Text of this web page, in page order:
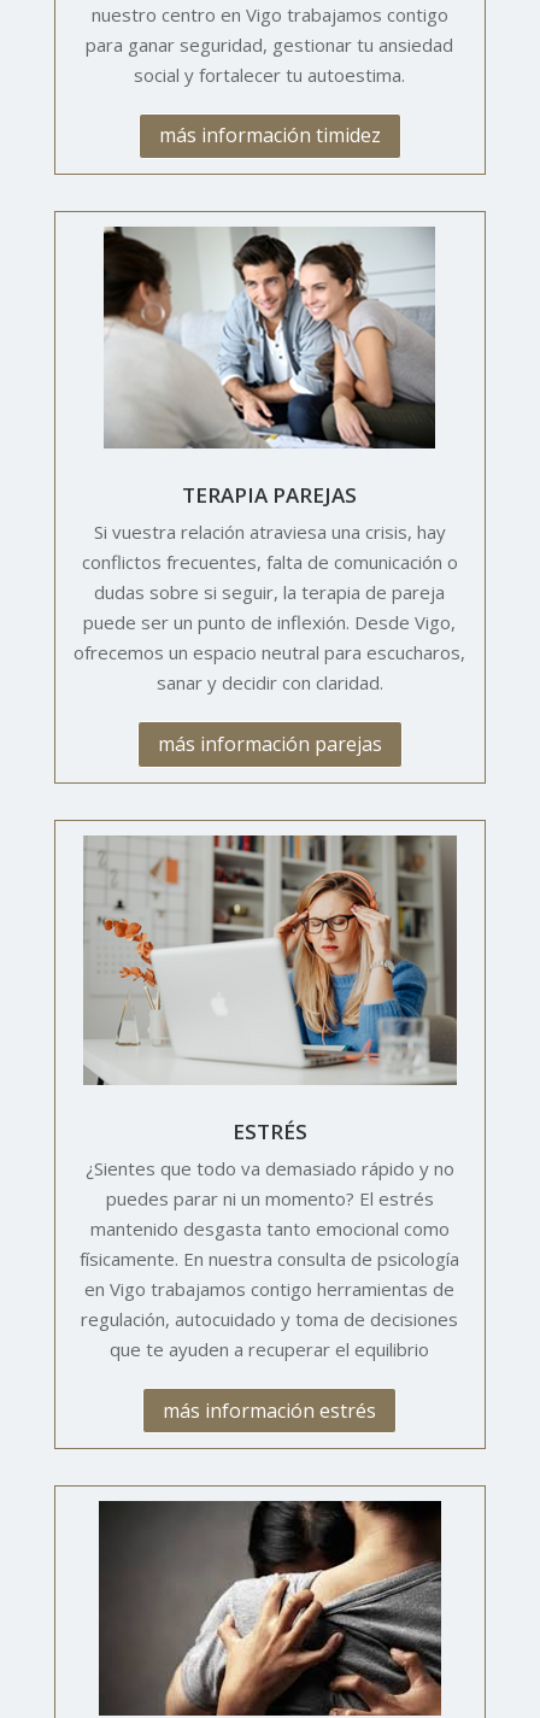
nuestro centro en Vigo trabajamos contigo
para ganar seguridad, gestionar tu ansiedad
social y fortalecer tu autoestima.
más información timidez
TERAPIA PAREJAS
Si vuestra relación atraviesa una crisis, hay
conflictos frecuentes, falta de comunicación o
dudas sobre si seguir, la terapia de pareja
puede ser un punto de inflexión. Desde Vigo,
ofrecemos un espacio neutral para escucharos,
sanar y decidir con claridad.
más información parejas
ESTRÉS
¿Sientes que todo va demasiado rápido y no
puedes parar ni un momento? El estrés
mantenido desgasta tanto emocional como
físicamente. En nuestra consulta de psicología
en Vigo trabajamos contigo herramientas de
regulación, autocuidado y toma de decisiones
que te ayuden a recuperar el equilibrio
más información estrés